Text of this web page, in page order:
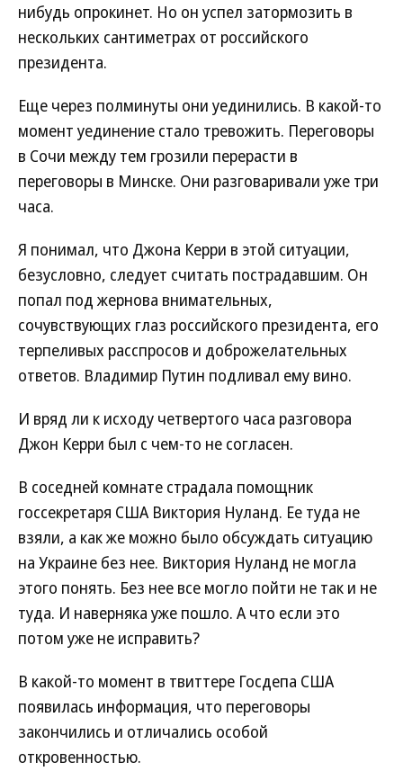
нибудь опрокинет. Но он успел затормозить в
нескольких сантиметрах от российского
президента.
Еще через полминуты они уединились. В какой-то
момент уединение стало тревожить. Переговоры
в Сочи между тем грозили перерасти в
переговоры в Минске. Они разговаривали уже три
часа.
Я понимал, что Джона Керри в этой ситуации,
безусловно, следует считать пострадавшим. Он
попал под жернова внимательных,
сочувствующих глаз российского президента, его
терпеливых расспросов и доброжелательных
ответов. Владимир Путин подливал ему вино.
И вряд ли к исходу четвертого часа разговора
Джон Керри был с чем-то не согласен.
В соседней комнате страдала помощник
госсекретаря США Виктория Нуланд. Ее туда не
взяли, а как же можно было обсуждать ситуацию
на Украине без нее. Виктория Нуланд не могла
этого понять. Без нее все могло пойти не так и не
туда. И наверняка уже пошло. А что если это
потом уже не исправить?
В какой-то момент в твиттере Госдепа США
появилась информация, что переговоры
закончились и отличались особой
откровенностью.